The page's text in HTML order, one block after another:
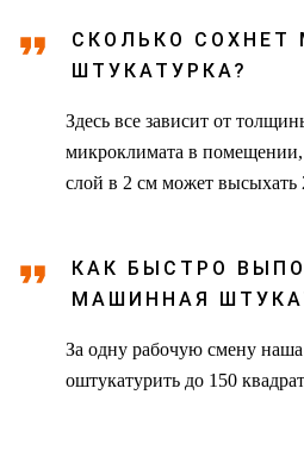
СКОЛЬКО СОХНЕТ
ШТУКАТУРКА?
Здесь все зависит от
микроклимата в
слой в 2 см может высыхать
КАК БЫСТРО
МАШИННАЯ
За одну рабочую смену
оштукатурить до 150